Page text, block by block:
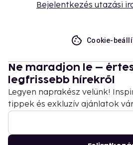
Bejelentkezés utazási
Cookie-
Ne maradjon le –
legfrissebb hírekről
Legyen naprakész velünk!
tippek és exkluzív ajánlatok